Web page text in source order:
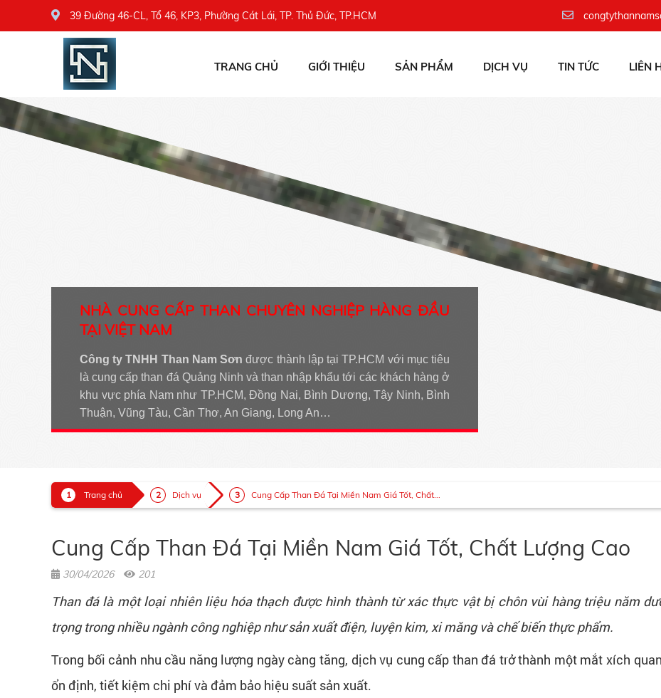
39 Đường 46-CL, Tổ 46, KP3, Phường Cát Lái, TP. Thủ Đức, TP.HCM
TRANG CHỦ GIỚI THIỆU SẢN PHẨM DỊCH VỤ TIN TỨC LIÊN
NHÀ CUNG CẤP THAN CHUYÊN NGHIỆP HÀNG ĐẦU
TẠI VIỆT NAM
Công ty TNHH Than Nam Sơnđược thành lập tại TP.HCM với mục tiêu
là cung cấp than đá Quảng Ninh và than nhập khẩu tới các khách hàng ở
khu vực phía Nam như TP.HCM, Đồng Nai, Bình Dương, Tây Ninh, Bình
Thuận, Vũng Tàu, Cần Thơ, An Giang, Long An…
Trang chủ Dịch vụ Cung Cấp Than Đá Tại Miền Nam Giá Tốt, Chất...
Cung Cấp Than Đá Tại Miền Nam Giá Tốt, Chất Lượng Cao
30/04/2026 201
Than đá là một loại nhiên liệu hóa thạch được hình thành từ xác thực vật bị chôn vùi hàng triệu năm
trọng trong nhiều ngành công nghiệp như sản xuất điện, luyện kim, xi măng và chế biến thực phẩm.
Trong bối cảnh nhu cầu năng lượng ngày càng tăng, dịch vụ cung cấp than đá trở thành một mắt xích
ổn định, tiết kiệm chi phí và đảm bảo hiệu suất sản xuất.